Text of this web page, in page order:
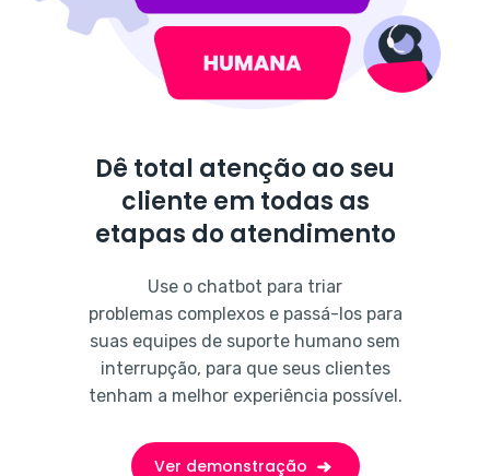
Dê total atenção ao seu
cliente em todas as
etapas do atendimento
Use o chatbot para triar
problemas complexos e passá-los para
suas equipes de suporte humano sem
interrupção, para que seus clientes
tenham a melhor experiência possível.
Ver demonstração